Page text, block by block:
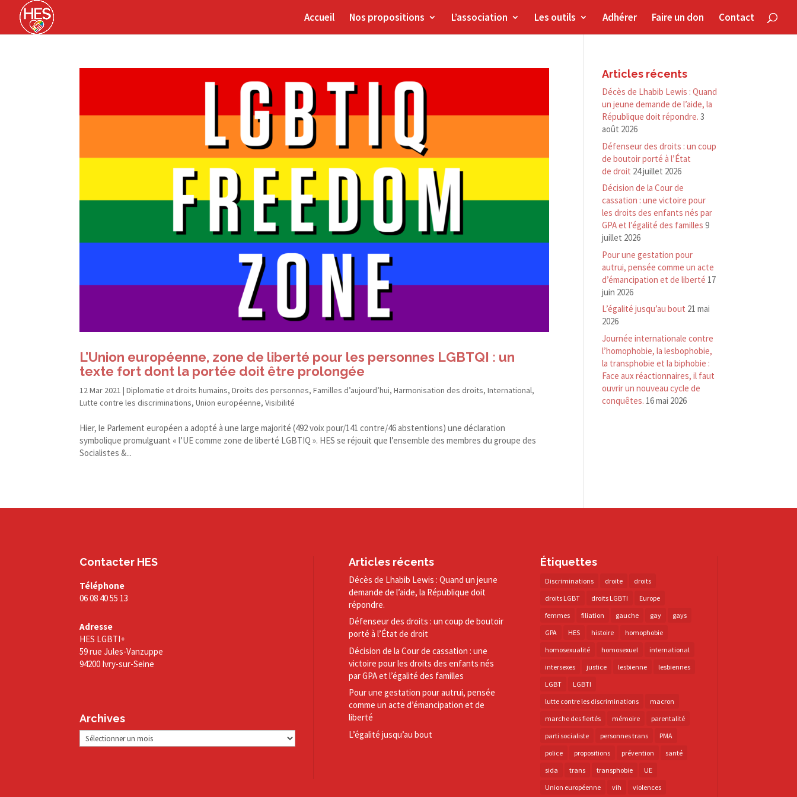
Accueil Nos propositions L’association Les outils Adhérer Faire un don Contact
L’Union européenne, zone de liberté pour les personnes LGBTQI : un
texte fort dont la portée doit être prolongée
12 Mar 2021 |Diplomatie et droits humains,Droits des personnes,Familles d’aujourd’hui,Harmonisation des droits,International,
Lutte contre les discriminations,Union européenne,Visibilité
Hier, le Parlement européen a adopté à une large majorité (492 voix pour/​141 contre/​46 abstentions) une déclaration
symbolique promulguant « l’UE comme zone de liberté LGBTIQ ». HES se réjouit que l’ensemble des membres du groupe des
Socialistes &...
Articles récents
Décès de Lhabib Lewis : Quand
un jeune demande de l’aide, la
République doit répondre. 3
août 2026
Défenseur des droits : un coup
de boutoir porté à l’État
de droit 24 juillet 2026
Décision de la Cour de
cassation : une victoire pour
les droits des enfants nés par
GPA et l’égalité des familles 9
juillet 2026
Pour une gestation pour
autrui, pensée comme un acte
d’émancipation et de liberté 17
juin 2026
L’égalité jusqu’au bout 21 mai
2026
Journée internationale contre
l’homophobie, la lesbophobie,
la transphobie et la biphobie :
Face aux réactionnaires, il faut
ouvrir un nouveau cycle de
conquêtes. 16 mai 2026
Contacter HES
Téléphone
06 08 40 55 13
Adresse
HES LGBTI+
59 rue Jules-Vanzuppe
94200 Ivry-sur-Seine
Archives
Archives
Articles récents
Décès de Lhabib Lewis : Quand un jeune
demande de l’aide, la République doit
répondre.
Défenseur des droits : un coup de boutoir
porté à l’État de droit
Décision de la Cour de cassation : une
victoire pour les droits des enfants nés
par GPA et l’égalité des familles
Pour une gestation pour autrui, pensée
comme un acte d’émancipation et de
liberté
L’égalité jusqu’au bout
Étiquettes
Discriminations droite
droits
droits LGBT
droits LGBTI
Europe
femmes
filiation gauche gay
gays
GPA
HES histoire
homophobie
homosexualité
homosexuel
international
intersexes
justice lesbienne
lesbiennes
LGBT
LGBTI
lutte contre les discriminations
macron
marche des fiertés
mémoire
parentalité
parti socialiste
personnes trans
PMA
police
propositions prévention
santé
sida
trans transphobie
UE
Union européenne
vih violences